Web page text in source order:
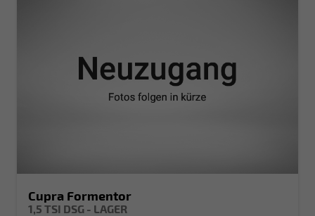
Cupra Formentor
1,5 TSI DSG - LAGER